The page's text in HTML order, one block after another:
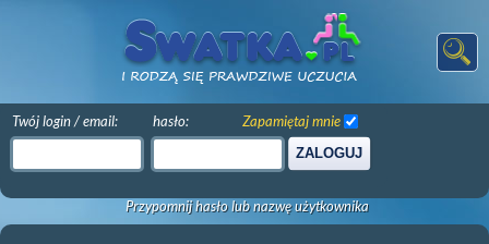
Twój login / email: hasło:
ZALOGUJ
Zapamiętaj mnie
Przypomnij hasło lub nazwę użytkownika